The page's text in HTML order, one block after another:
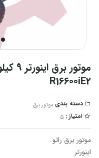
R16600iE2
دسته بندی موتور برق
امتیاز : 5
موتور برق راتو
اینورتر